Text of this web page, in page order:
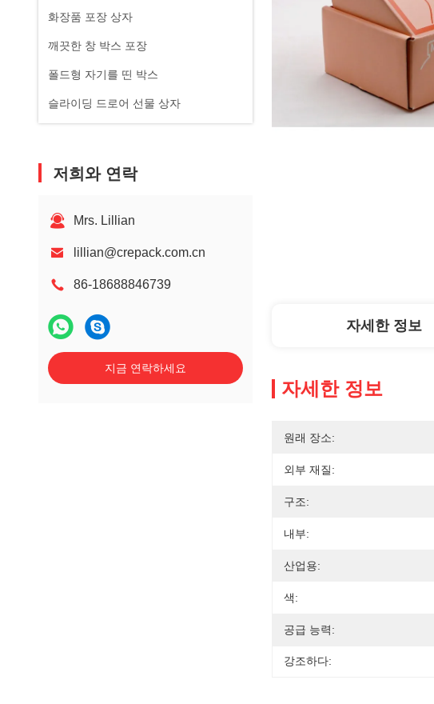
화장품 포장 상자
깨끗한 창 박스 포장
폴드형 자기를 띤 박스
슬라이딩 드로어 선물 상자
저희와 연락
Mrs. Lillian
lillian@crepack.com.cn
86-18688846739
지금 연락하세요
자세한 정보
자세한 정보
원래 장소:
외부 재질:
구조:
내부:
산업용:
색:
공급 능력:
강조하다: